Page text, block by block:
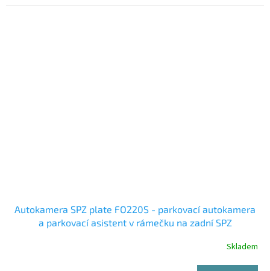
Autokamera SPZ plate FO220S - parkovací autokamera
a parkovací asistent v rámečku na zadní SPZ
Skladem